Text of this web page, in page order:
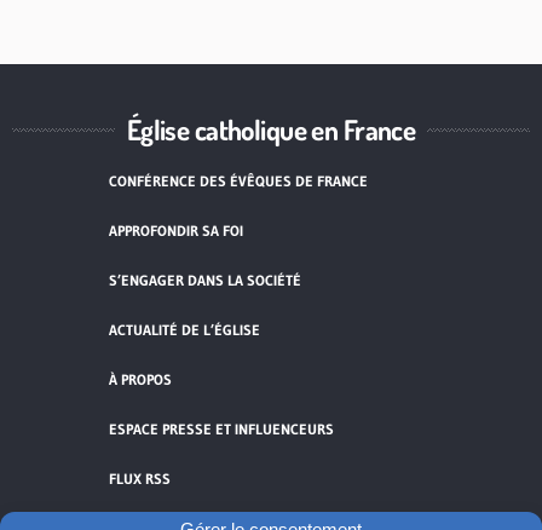
Église catholique en France
CONFÉRENCE DES ÉVÊQUES DE FRANCE
APPROFONDIR SA FOI
S’ENGAGER DANS LA SOCIÉTÉ
ACTUALITÉ DE L’ÉGLISE
À PROPOS
ESPACE PRESSE ET INFLUENCEURS
FLUX RSS